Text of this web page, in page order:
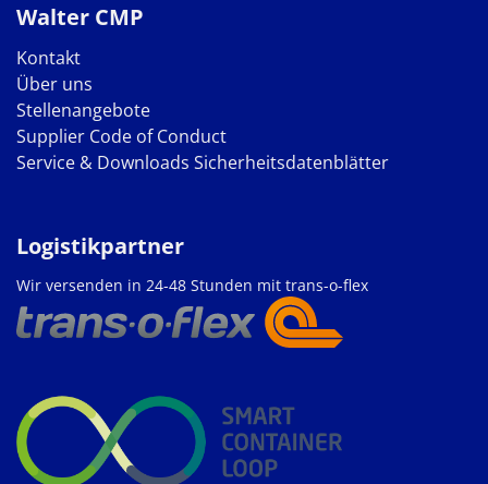
Walter CMP
Kontakt
Über uns
Stellenangebote
Supplier Code of Conduct
Service & Downloads Sicherheitsdatenblätter
Logistikpartner
Wir versenden in 24-48 Stunden mit trans-o-flex